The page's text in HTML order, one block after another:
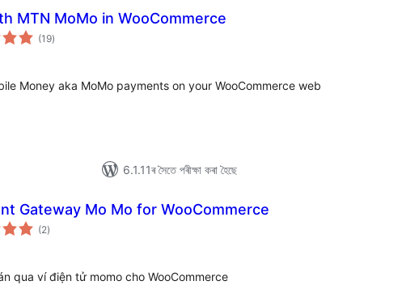
MTN MoMo in WooCommerce
(19টা
মুঠ)
Money aka MoMo payments on your WooCommerce web
6.1.11ৰ সৈতে পৰীক্ষা কৰা হৈছে
Gateway Mo Mo for WooCommerce
(2টা
মুঠ)
qua ví điện tử momo cho WooCommerce